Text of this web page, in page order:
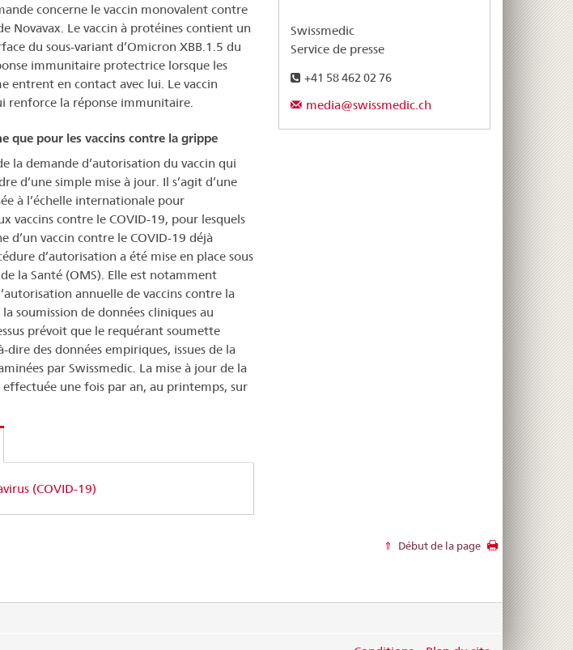
concerne le vaccin monovalent contre
Novavax. Le vaccin à protéines contient un
du sous-variant d’Omicron XBB.1.5 du
immunitaire protectrice lorsque les
entrent en contact avec lui. Le vaccin
renforce la réponse immunitaire.
que pour les vaccins contre la grippe
la demande d’autorisation du vaccin qui
d’une simple mise à jour. Il s’agit d’une
à l’échelle internationale pour
vaccins contre le COVID-19, pour lesquels
d’un vaccin contre le COVID-19 déjà
d’autorisation a été mise en place sous
la Santé (OMS). Elle est notamment
annuelle de vaccins contre la
soumission de données cliniques au
prévoit que le requérant soumette
dire des données empiriques, issues de la
par Swissmedic. La mise à jour de la
effectuée une fois par an, au printemps, sur
(COVID-19)
Swissmedic
Service de presse
+41 58 462 02 76
media@swissmedic.ch
Début de la page